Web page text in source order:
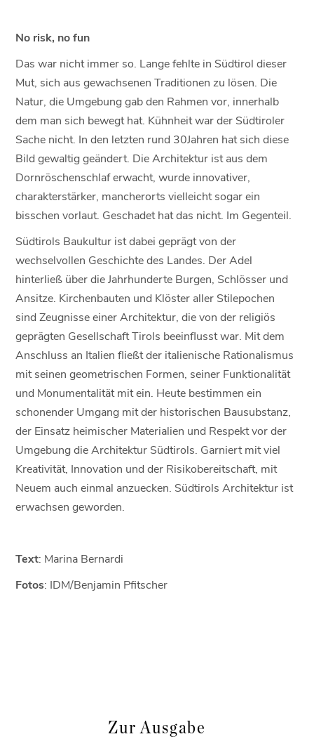
No risk, no fun
Das war nicht immer so. Lange fehlte in Südtirol dieser
Mut, sich aus gewachsenen Traditionen zu lösen. Die
Natur, die Umgebung gab den Rahmen vor, innerhalb
dem man sich bewegt hat. Kühnheit war der Südtiroler
Sache nicht. In den letzten rund 30Jahren hat sich diese
Bild gewaltig geändert. Die Architektur ist aus dem
Dornröschenschlaf erwacht, wurde innovativer,
charakterstärker, mancherorts vielleicht sogar ein
bisschen vorlaut. Geschadet hat das nicht. Im Gegenteil.
Südtirols Baukultur ist dabei geprägt von der
wechselvollen Geschichte des Landes. Der Adel
hinterließ über die Jahrhunderte Burgen, Schlösser und
Ansitze. Kirchenbauten und Klöster aller Stilepochen
sind Zeugnisse einer Architektur, die von der religiös
geprägten Gesellschaft Tirols beeinflusst war. Mit dem
Anschluss an Italien fließt der italienische Rationalismus
mit seinen geometrischen Formen, seiner Funktionalität
und Monumentalität mit ein. Heute bestimmen ein
schonender Umgang mit der historischen Bausubstanz,
der Einsatz heimischer Materialien und Respekt vor der
Umgebung die Architektur Südtirols. Garniert mit viel
Kreativität, Innovation und der Risikobereitschaft, mit
Neuem auch einmal anzuecken. Südtirols Architektur ist
erwachsen geworden.
Text: Marina Bernardi
Fotos: IDM/Benjamin Pfitscher
Zur Ausgabe